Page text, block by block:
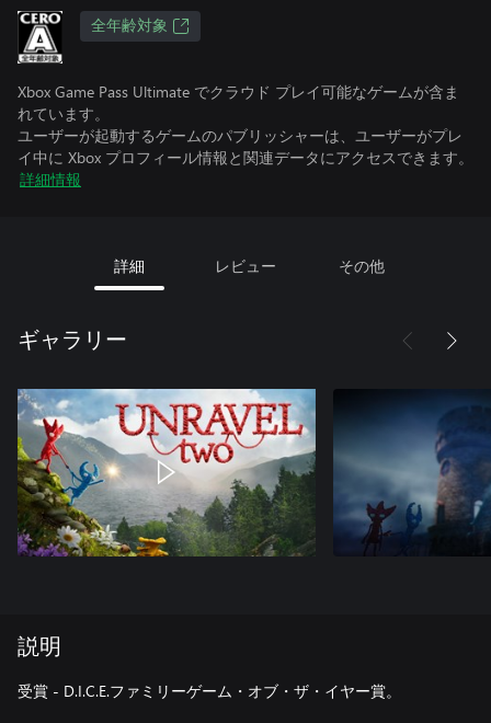
全年齢対象
Xbox Game Pass Ultimate でクラウド プレイ可能なゲームが含ま
れています。
ユーザーが起動するゲームのパブリッシャーは、ユーザーがプレ
イ中に Xbox プロフィール情報と関連データにアクセスできます。
詳細情報
詳細 レビュー その他
ギャラリー
説明
受賞 - D.I.C.E.ファミリーゲーム・オブ・ザ・イヤー賞。